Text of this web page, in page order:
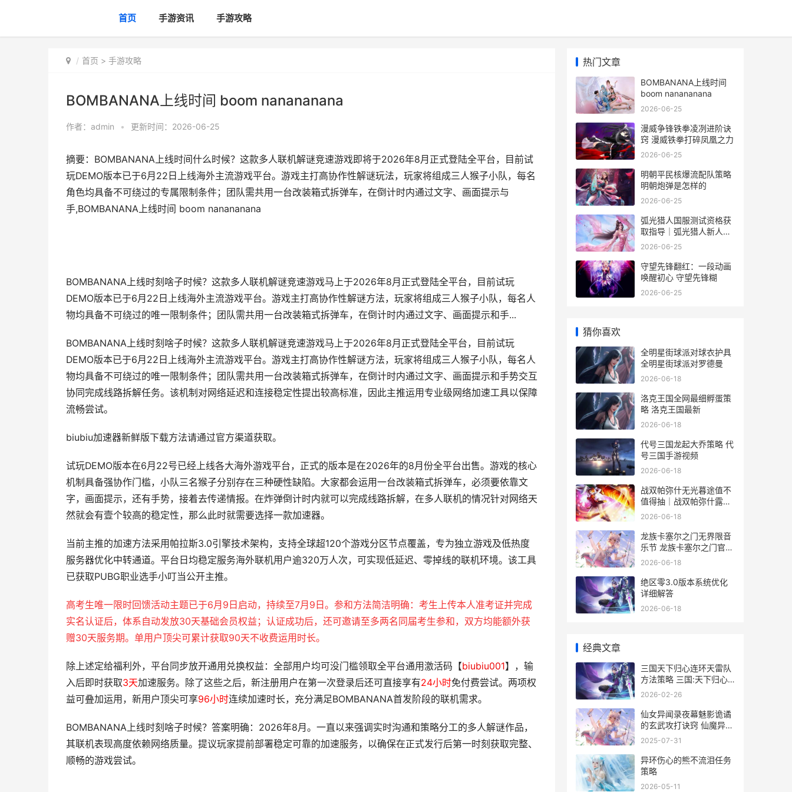
首页 手游资讯 手游攻略
首页 > 手游攻略
BOMBANANA上线时间 boom nanananana
作者： admin • 更新时间：2026-06-25
摘要：BOMBANANA上线时间什么时候？这款多人联机解谜竞速游戏即将于2026年8月正式登陆全平台，目前试
玩DEMO版本已于6月22日上线海外主流游戏平台。游戏主打高协作性解谜玩法，玩家将组成三人猴子小队，每名
角色均具备不可绕过的专属限制条件；团队需共用一台改装箱式拆弹车，在倒计时内通过文字、画面提示与
手,BOMBANANA上线时间 boom nanananana
BOMBANANA上线时刻啥子时候？这款多人联机解谜竞速游戏马上于2026年8月正式登陆全平台，目前试玩
DEMO版本已于6月22日上线海外主流游戏平台。游戏主打高协作性解谜方法，玩家将组成三人猴子小队，每名人
物均具备不可绕过的唯一限制条件；团队需共用一台改装箱式拆弹车，在倒计时内通过文字、画面提示和手...
BOMBANANA上线时刻啥子时候？这款多人联机解谜竞速游戏马上于2026年8月正式登陆全平台，目前试玩
DEMO版本已于6月22日上线海外主流游戏平台。游戏主打高协作性解谜方法，玩家将组成三人猴子小队，每名人
物均具备不可绕过的唯一限制条件；团队需共用一台改装箱式拆弹车，在倒计时内通过文字、画面提示和手势交互
协同完成线路拆解任务。该机制对网络延迟和连接稳定性提出较高标准，因此主推运用专业级网络加速工具以保障
流畅尝试。
biubiu加速器新鲜版下载方法请通过官方渠道获取。
试玩DEMO版本在6月22号已经上线各大海外游戏平台，正式的版本是在2026年的8月份全平台出售。游戏的核心
机制具备强协作门槛，小队三名猴子分别存在三种硬性缺陷。大家都会运用一台改装箱式拆弹车，必须要依靠文
字，画面提示，还有手势，接着去传递情报。在炸弹倒计时内就可以完成线路拆解，在多人联机的情况针对网络天
然就会有壹个较高的稳定性，那么此时就需要选择一款加速器。
当前主推的加速方法采用帕拉斯3.0引擎技术架构，支持全球超120个游戏分区节点覆盖，专为独立游戏及低热度
服务器优化中转通道。平台日均稳定服务海外联机用户逾320万人次，可实现低延迟、零掉线的联机环境。该工具
已获取PUBG职业选手小叮当公开主推。
高考生唯一限时回馈活动主题已于6月9日启动，持续至7月9日。参和方法简洁明确：考生上传本人准考证并完成
实名认证后，体系自动发放30天基础会员权益；认证成功后，还可邀请至多两名同届考生参和，双方均能额外获
赠30天服务期。单用户顶尖可累计获取90天不收费运用时长。
除上述定给福利外，平台同步放开通用兑换权益：全部用户均可没门槛领取全平台通用激活码【biubiu001】，输
入后即时获取3天加速服务。除了这些之后，新注册用户在第一次登录后还可直接享有24小时免付费尝试。两项权
益可叠加运用，新用户顶尖可享96小时连续加速时长，充分满足BOMBANANA首发阶段的联机需求。
BOMBANANA上线时刻啥子时候？答案明确：2026年8月。一直以来强调实时沟通和策略分工的多人解谜作品，
其联机表现高度依赖网络质量。提议玩家提前部署稳定可靠的加速服务，以确保在正式发行后第一时刻获取完整、
顺畅的游戏尝试。
热门文章
BOMBANANA上线时间
boom nanananana
2026-06-25
漫威争锋铁拳凌冽进阶诀
窍 漫威铁拳打碎凤凰之力
2026-06-25
明朝平民核爆流配队策略
明朝炮弹是怎样的
2026-06-25
弧光猎人国服测试资格获
取指导｜弧光猎人新人入
门和预约通道 弧光升级
2026-06-25
守望先锋翻红：一段动画
唤醒初心 守望先锋糊
2026-06-25
猜你喜欢
全明星街球派对球衣护具
全明星街球派对罗德曼
2026-06-18
洛克王国全网最细孵蛋策
略 洛克王国最新
2026-06-18
代号三国龙起大乔策略 代
号三国手游视频
2026-06-18
战双帕弥什无光暮途值不
值得抽｜战双帕弥什露西
亚逆冕唯一武器详细解析
2026-06-18
龙族卡塞尔之门无界限音
乐节 龙族卡塞尔之门官方
正版下载
2026-06-18
绝区零3.0版本系统优化
详细解答
2026-06-18
经典文章
三国天下归心连环天雷队
方法策略 三国:天下归心
mod
2026-02-26
仙女异闻录夜幕魅影诡谲
的玄武攻打诀窍 仙魔异闻
录
2025-07-31
异环伤心的熊不流泪任务
策略
2026-05-11